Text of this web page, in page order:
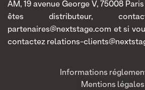
AM, 19 avenue George V, 75008
êtes distributeur,
partenaires@nextstage.com et si
contactez relations-
Informations
Mentions légales